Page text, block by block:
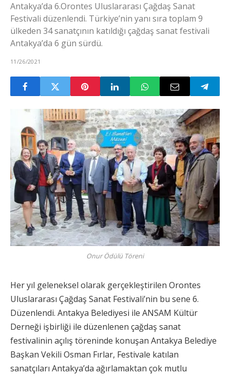
Antakya’da 6.Orontes Uluslararası Çağdaş Sanat
Festivali düzenlendi. Türkiye’nin yanı sıra toplam 9
ülkeden 34 sanatçının katıldığı çağdaş sanat festivali
Antakya’da 6 gün sürdü.
11/26/2021
Onur Ödülü Töreni
Her yıl geleneksel olarak gerçekleştirilen Orontes
Uluslararası Çağdaş Sanat Festivali’nin bu sene 6.
Düzenlendi. Antakya Belediyesi ile ANSAM Kültür
Derneği işbirliği ile düzenlenen çağdaş sanat
festivalinin açılış töreninde konuşan Antakya Belediye
Başkan Vekili Osman Fırlar, Festivale katılan
sanatçıları Antakya’da ağırlamaktan çok mutlu